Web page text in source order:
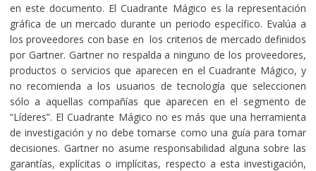
en este documento. El Cuadrante Mágico es la representación
gráfica de un mercado durante un periodo específico. Evalúa a
los proveedores con base en los criterios de mercado definidos
por Gartner. Gartner no respalda a ninguno de los proveedores,
productos o servicios que aparecen en el Cuadrante Mágico, y
no recomienda a los usuarios de tecnología que seleccionen
sólo a aquellas compañías que aparecen en el segmento de
“Líderes”. El Cuadrante Mágico no es más que una herramienta
de investigación y no debe tomarse como una guía para tomar
decisiones. Gartner no asume responsabilidad alguna sobre las
garantías, explícitas o implícitas, respecto a esta investigación,